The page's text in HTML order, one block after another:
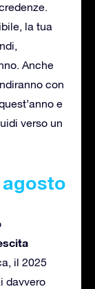
la tua
Anche
con
e
verso un
agosto
il 2025
davvero